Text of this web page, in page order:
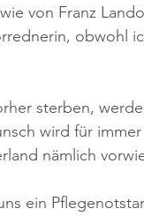
von Franz
obwohl
sterben,
wird für
nämlich
ein